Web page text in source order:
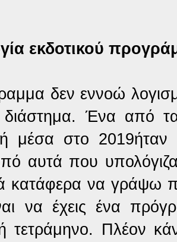
εκδοτικού
δεν εννοώ
διάστημα. Ένα από
μέσα στο 2019ήταν
αυτά που
κατάφερα να γράψω
να έχεις ένα
τετράμηνο. Πλέον